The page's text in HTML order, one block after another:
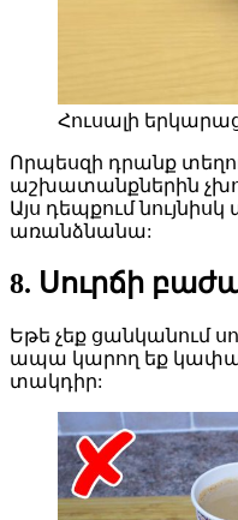
Հուսալի
Որպեսզի դրանք
աշխատանքներին
Այս դեպքում նույնիսկ
առանձնանա:
8. Սուրճի
Եթե չեք ցանկանում
ապա կարող եք
տակդիր: